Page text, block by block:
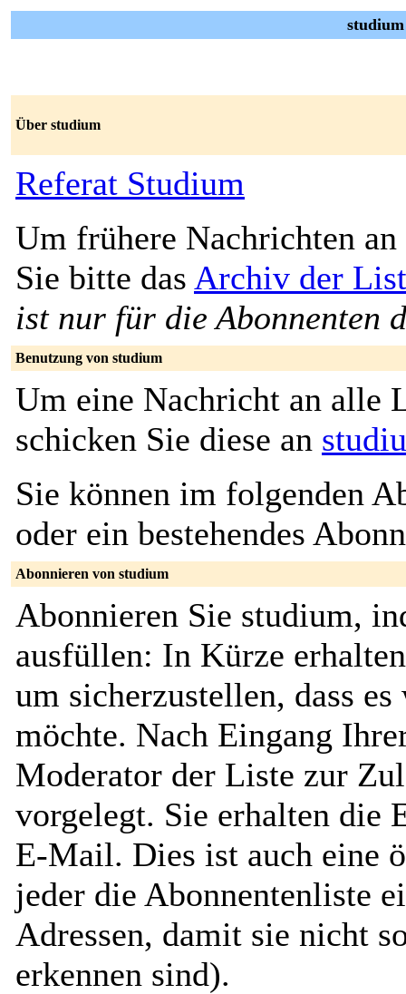
Über studium
Referat Studium
Um frühere Nachrichten an
Sie bitte das Archiv der
ist nur für die Abonnenten
Benutzung von studium
Um eine Nachricht an alle
schicken Sie diese an
Sie können im folgenden
oder ein bestehendes
Abonnieren von studium
Abonnieren Sie studium,
ausfüllen: In Kürze
um sicherzustellen, dass
möchte. Nach Eingang
Moderator der Liste zur
vorgelegt. Sie erhalten die
E-Mail. Dies ist auch eine
jeder die Abonnentenliste
Adressen, damit sie nicht
erkennen sind).